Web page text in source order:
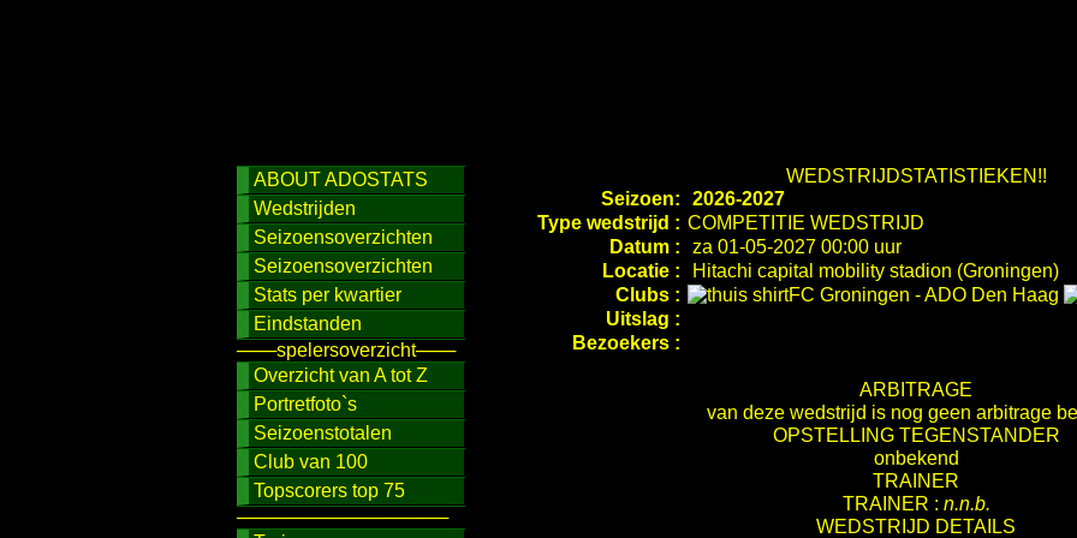
ABOUT ADOSTATS
Wedstrijden
Seizoensoverzichten
Seizoensoverzichten
Stats per kwartier
Eindstanden
───spelersoverzicht───
Overzicht van A tot Z
Portretfoto`s
Seizoenstotalen
Club van 100
Topscorers top 75
────────────────
WEDSTRIJDSTATISTIEKEN!!
Seizoen:
2026-2027
Type wedstrijd : COMPETITIE WEDSTRIJD
Datum :
za 01-05-2027 00:00 uur
Locatie :
Hitachi capital mobility stadion (Groningen)
Clubs :
FC Groningen -ADO Den Haag
Uitslag :
Bezoekers :
ARBITRAGE
van deze wedstrijd is nog geen arbitrage
OPSTELLING TEGENSTANDER
onbekend
TRAINER
TRAINER : n.n.b.
WEDSTRIJD DETAILS